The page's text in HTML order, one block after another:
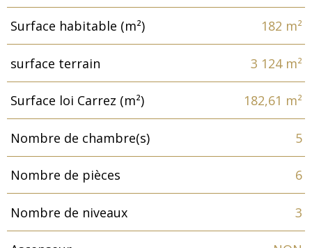
Surface habitable (m²) 182 m²
surface terrain 3 124 m²
Surface loi Carrez (m²) 182,61 m²
Nombre de chambre(s) 5
Nombre de pièces 6
Nombre de niveaux 3